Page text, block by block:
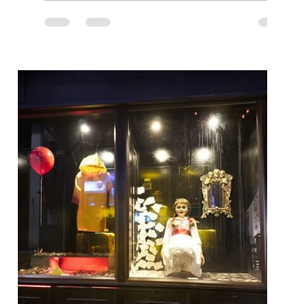
Día del Niño. El espectáculo Hollywood
de todos los tiempos en un concierto en
sinfónica en pleno, coro y una
sorprendente puesta en escena pensada
especialmente pa